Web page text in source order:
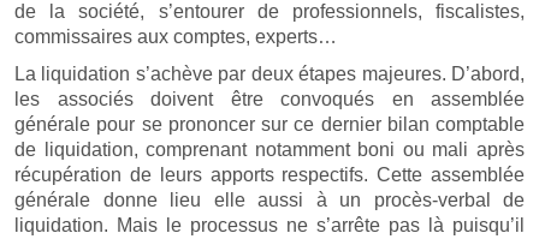
de la société, s’entourer de professionnels, fiscalistes,
commissaires aux comptes, experts…
La liquidation s’achève par deux étapes majeures. D’abord,
les associés doivent être convoqués en assemblée
générale pour se prononcer sur ce dernier bilan comptable
de liquidation, comprenant notamment boni ou mali après
récupération de leurs apports respectifs. Cette assemblée
générale donne lieu elle aussi à un procès-verbal de
liquidation. Mais le processus ne s’arrête pas là puisqu’il